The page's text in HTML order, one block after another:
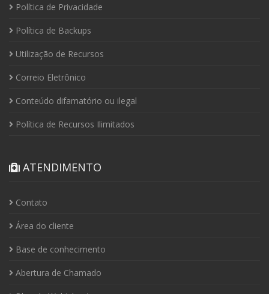
Política de Privacidade
Política de Backups
Utilização de Recursos
Correio Eletrônico
Conteúdo difamatório ou ilegal
Política de Recursos Ilimitados
ATENDIMENTO
Contato
Área do cliente
Base de conhecimento
Abertura de Chamado